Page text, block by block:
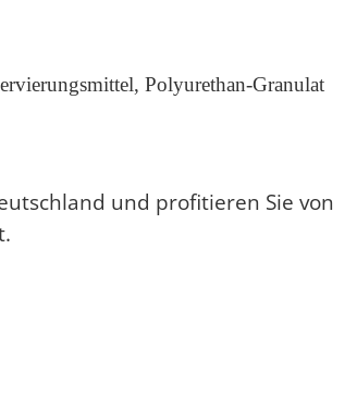
Polyurethan-Granulat
und profitieren Sie von